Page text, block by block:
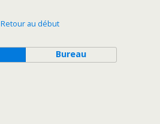
Retour au début
Bureau